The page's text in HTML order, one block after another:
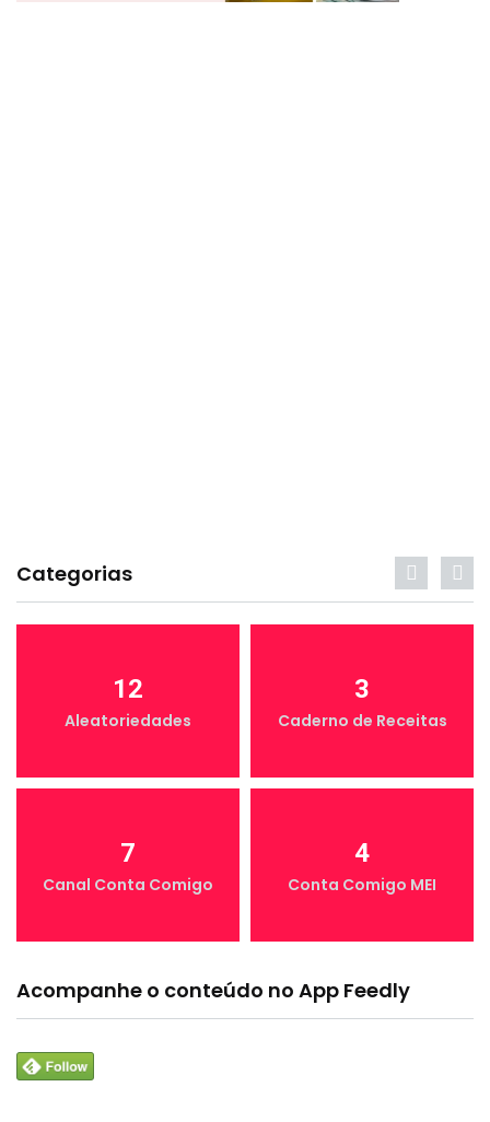
Categorias
12
Aleatoriedades
3
Caderno de Receitas
7
Canal Conta Comigo
4
Conta Comigo MEI
Acompanhe o conteúdo no App Feedly